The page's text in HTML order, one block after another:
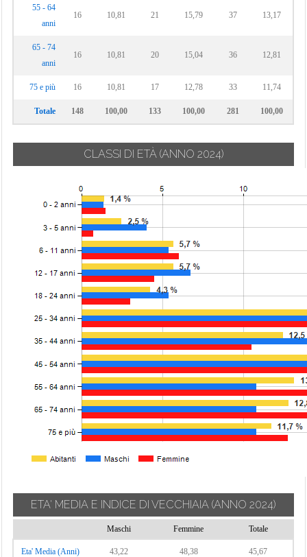
55 - 64
anni
16 10,81 21 15,79 37 13,17
65 - 74
anni
16 10,81 20 15,04 36 12,81
75 e più 16 10,81 17 12,78 33 11,74
Totale 148 100,00 133 100,00 281 100,00
CLASSI DI ETÀ (ANNO 2024)
ETA' MEDIA E INDICE DI VECCHIAIA (ANNO 2024)
Maschi Femmine Totale
Eta' Media (Anni) 43,22 48,38 45,67